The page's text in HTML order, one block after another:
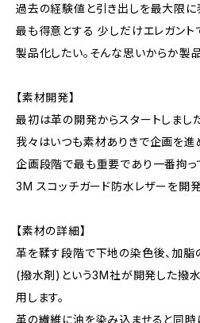
過去の経験値と引き出しを最大限に
最も得意とする 少しだけエレガン
製品化したい。そんな思いからか製
【素材開発】
最初は革の開発からスタートしました
我々はいつも素材ありきで企画を進
企画段階で最も重要であり一番拘っ
3M スコッチガード防水レザーを開発
【素材の詳細】
革を鞣す段階で下地の染色後、加脂
(撥水剤)という3M社が開発した撥
用します。
革の繊維に油を染み込ませると同時